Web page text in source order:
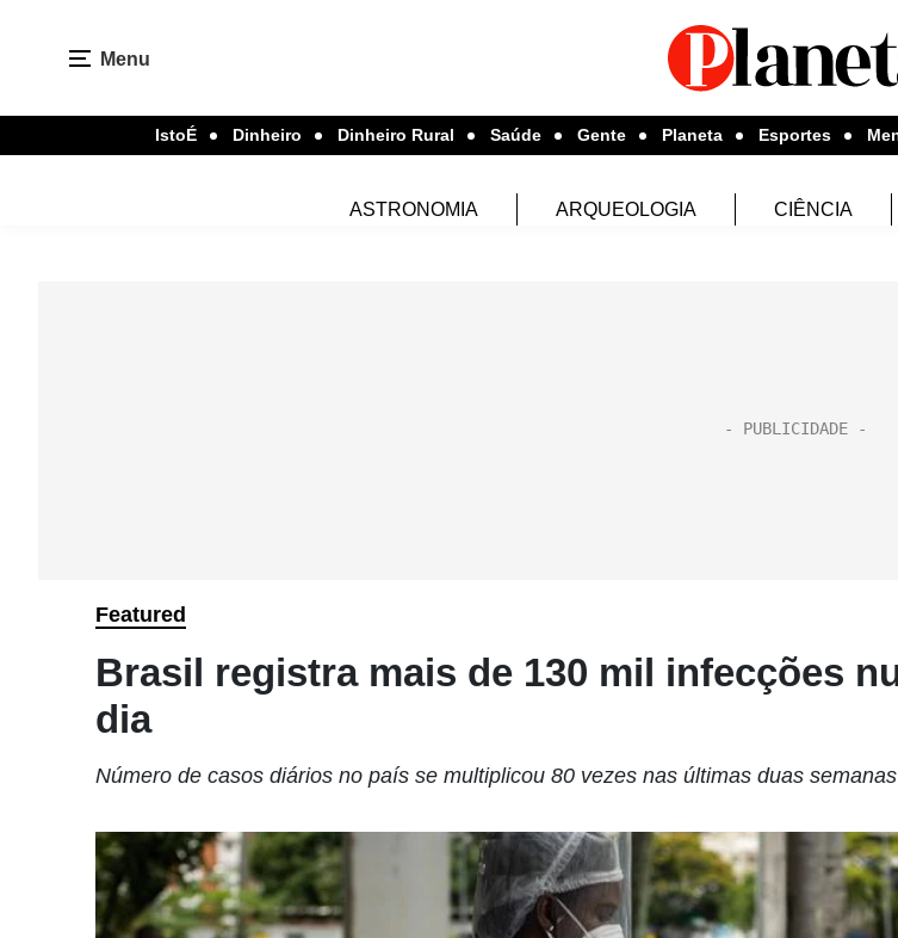
Menu
IstoÉ Dinheiro Dinheiro Rural Saúde Gente Planeta Esportes
ASTRONOMIA ARQUEOLOGIA CIÊNCIA
Featured
Brasil registra mais de 130 mil infecções
dia
Número de casos diários no país se multiplicou 80 vezes nas últimas duas semanas